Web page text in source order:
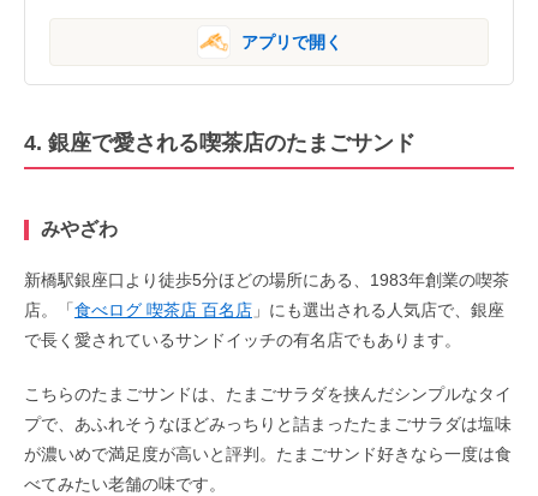
アプリで開く
4. 銀座で愛される喫茶店のたまごサンド
みやざわ
新橋駅銀座口より徒歩5分ほどの場所にある、1983年創業の喫茶
店。「食べログ 喫茶店 百名店 」にも選出される人気店で、銀座
で長く愛されているサンドイッチの有名店でもあります。
こちらのたまごサンドは、たまごサラダを挟んだシンプルなタイ
プで、あふれそうなほどみっちりと詰まったたまごサラダは塩味
が濃いめで満足度が高いと評判。たまごサンド好きなら一度は食
べてみたい老舗の味です。